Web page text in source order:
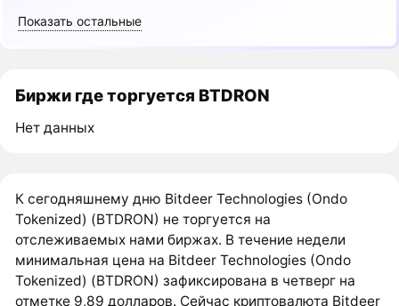
Показать остальные
Биржи где торгуется BTDRON
Нет данных
К сегодняшнему дню Bitdeer Technologies (Ondo
Tokenized) (BTDRON) не торгуется на
отслеживаемых нами биржах. В течение недели
минимальная цена на Bitdeer Technologies (Ondo
Tokenized) (BTDRON) зафиксирована в четверг на
отметке 9,89 долларов. Сейчас криптовалюта Bitdeer